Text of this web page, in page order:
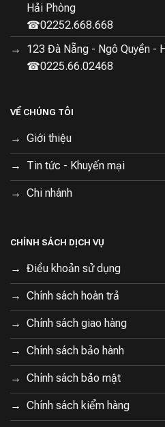
Hải Phòng
☎02252.668.668
123 Đà Nẵng - Ngô Quyền -
☎0225.66.02468
VỀ CHÚNG TÔI
Giới thiệu
Tin tức - Khuyến mại
Chi nhánh
CHÍNH SÁCH DỊCH VỤ
Điều khoản sử dụng
Chính sách hoàn trả
Chính sách giao hàng
Chính sách bảo hành
Chính sách bảo mật
Chính sách kiểm hàng